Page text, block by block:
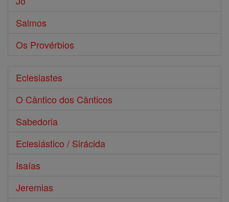
Salmos
Os Provérbios
Eclesiastes
O Cântico dos Cânticos
Sabedoria
Eclesiástico / Sirácida
Isaías
Jeremias